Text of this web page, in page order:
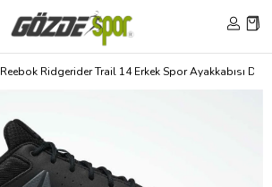
Reebok Ridgerider Trail 14 Erkek Spor Ayakkabısı